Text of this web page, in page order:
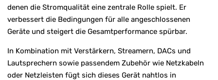
denen die Stromqualität eine zentrale Rolle spielt. Er
verbessert die Bedingungen für alle angeschlossenen
Geräte und steigert die Gesamtperformance spürbar.
In Kombination mit Verstärkern, Streamern, DACs und
Lautsprechern sowie passendem Zubehör wie Netzkabeln
oder Netzleisten fügt sich dieses Gerät nahtlos in